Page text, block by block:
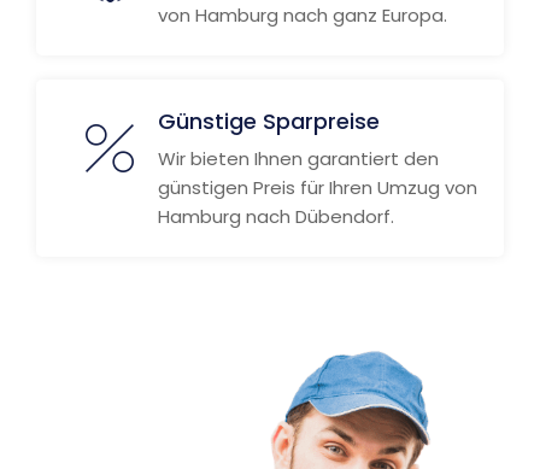
von Hamburg nach ganz Europa.
Günstige Sparpreise
Wir bieten Ihnen garantiert den
günstigen Preis für Ihren Umzug von
Hamburg nach Dübendorf.